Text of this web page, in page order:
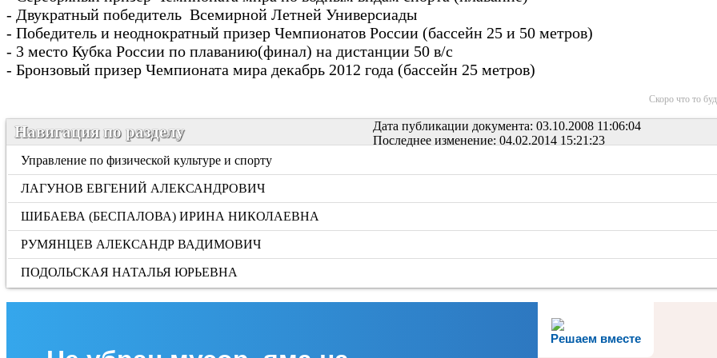
- Двукратный победитель Всемирной Летней Универсиады
- Победитель и неоднократный призер Чемпионатов России (бассейн 25 и 50 метров)
- 3 место Кубка России по плаванию(финал) на дистанции 50 в/с
- Бронзовый призер Чемпионата мира декабрь 2012 года (бассейн 25 метров)
Скоро что то
Дата публикации документа: 03.10.2008 11:06:04
Последнее изменение: 04.02.2014 15:21:23
Навигация по разделу
Управление по физической культуре и спорту
ЛАГУНОВ ЕВГЕНИЙ АЛЕКСАНДРОВИЧ
ШИБАЕВА (БЕСПАЛОВА) ИРИНА НИКОЛАЕВНА
РУМЯНЦЕВ АЛЕКСАНДР ВАДИМОВИЧ
ПОДОЛЬСКАЯ НАТАЛЬЯ ЮРЬЕВНА
Решаем вместе